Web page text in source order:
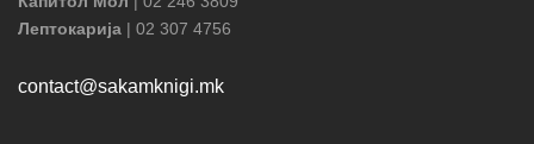
Лептокарија | 02 307 4756
contact@sakamknigi.mk